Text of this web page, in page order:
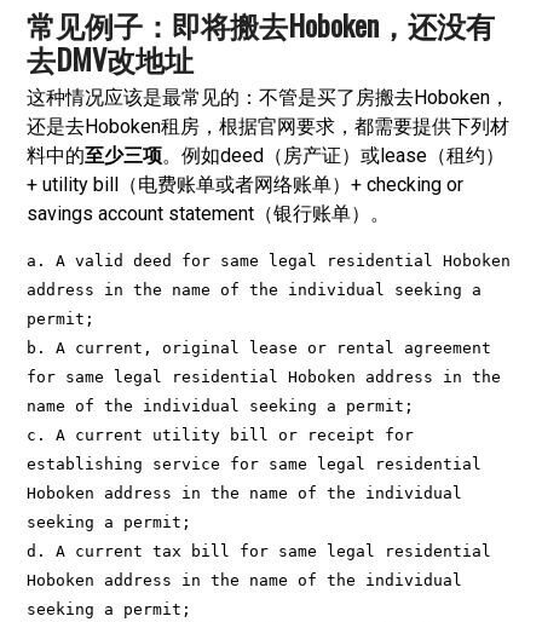
常见例子：即将搬去Hoboken，还没有
去DMV改地址
这种情况应该是最常见的：不管是买了房搬去Hoboken，
还是去Hoboken租房，根据官网要求，都需要提供下列材
料中的至少三项。例如deed（房产证）或lease（租约）
+ utility bill（电费账单或者网络账单）+ checking or
savings account statement（银行账单）。
a. A valid deed for same legal residential Hoboken
address in the name of the individual seeking a
permit;
b. A current, original lease or rental agreement
for same legal residential Hoboken address in the
name of the individual seeking a permit;
c. A current utility bill or receipt for
establishing service for same legal residential
Hoboken address in the name of the individual
seeking a permit;
d. A current tax bill for same legal residential
Hoboken address in the name of the individual
seeking a permit;